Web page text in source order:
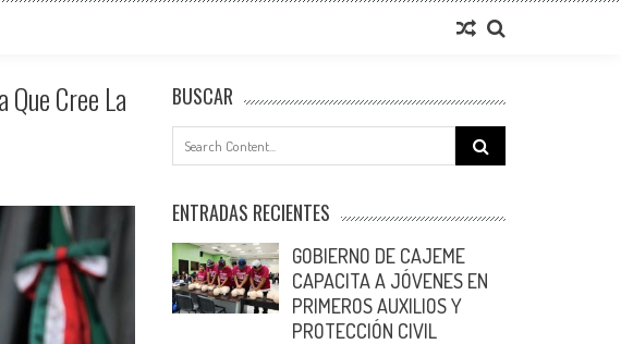
Cree La BUSCAR
Search
for:
ENTRADAS RECIENTES
GOBIERNO DE CAJEME
CAPACITA A JÓVENES EN
PRIMEROS AUXILIOS Y
PROTECCIÓN CIVIL